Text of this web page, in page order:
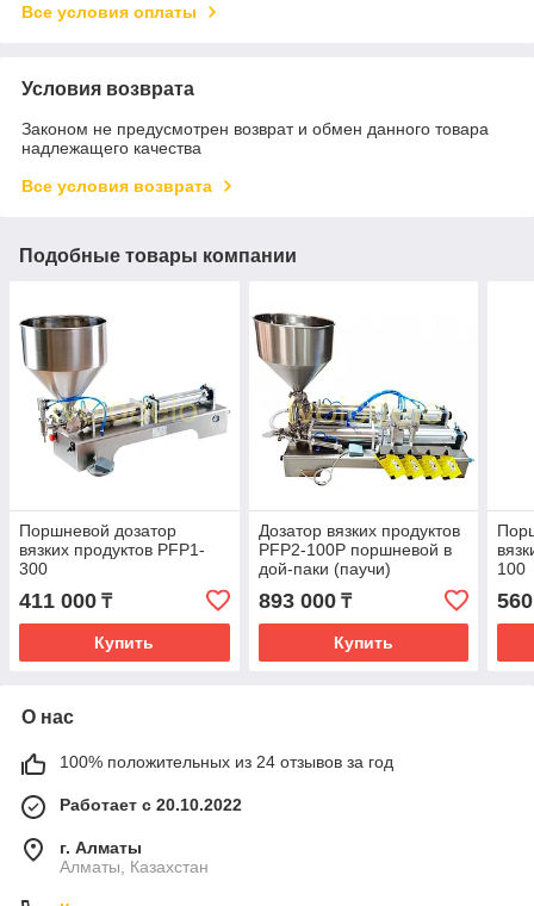
Все условия оплаты
Условия возврата
Законом не предусмотрен возврат и обмен данного товара
надлежащего качества
Все условия возврата
Подобные товары компании
Поршневой дозатор
вязких продуктов PFP1-
300
411 000 ₸
Купить
Дозатор вязких продуктов
PFP2-100P поршневой в
дой-паки (паучи)
893 000₸
Купить
100
О нас
100% положительных из 24 отзывов за год
Работает с 20.10.2022
г. Алматы
Алматы, Казахстан